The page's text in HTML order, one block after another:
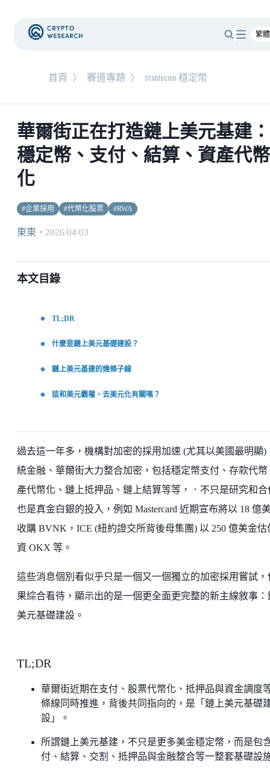
首頁 〉 賽道專題 〉 Stablecoin 穩定幣
華爾街正在打造鏈上美元基建：
穩定幣、支付、結算、資產代幣
化
#企業採用 #代幣化股票 #RWA
東東 ・ 2026/04/03
本文目錄
TL;DR
什麼是鏈上美元基礎建設？
鏈上美元基建的幾條子線
這和美元霸權、去美元化有關嗎？
過去這一年多，機構對加密的採用加速 (尤其以美國最明顯)
統金融、華爾街大力整合加密，包括穩定幣支付、存款代幣
產代幣化、鏈上抵押品、鏈上結算等等，．不只是研究和合
也是真金白銀的投入，例如 Mastercard 近期宣布將以 18 億
收購 BVNK，ICE (紐約證交所背後母集團) 以 250 億美金估
資 OKX 等。
這些消息個別看似乎只是一個又一個獨立的加密採用嘗試，
果綜合看待，顯示出的是一個更全面更完整的新主線敘事：
美元基礎建設。
TL;DR
華爾街近期在支付、股票代幣化、抵押品與資金調度
條線同時推進，背後共同指向的，是「鏈上美元基礎
設」。
所謂鏈上美元基建，不只是更多美金穩定幣，而是包
付、結算、交割、抵押品與金融整合等一整套基礎設